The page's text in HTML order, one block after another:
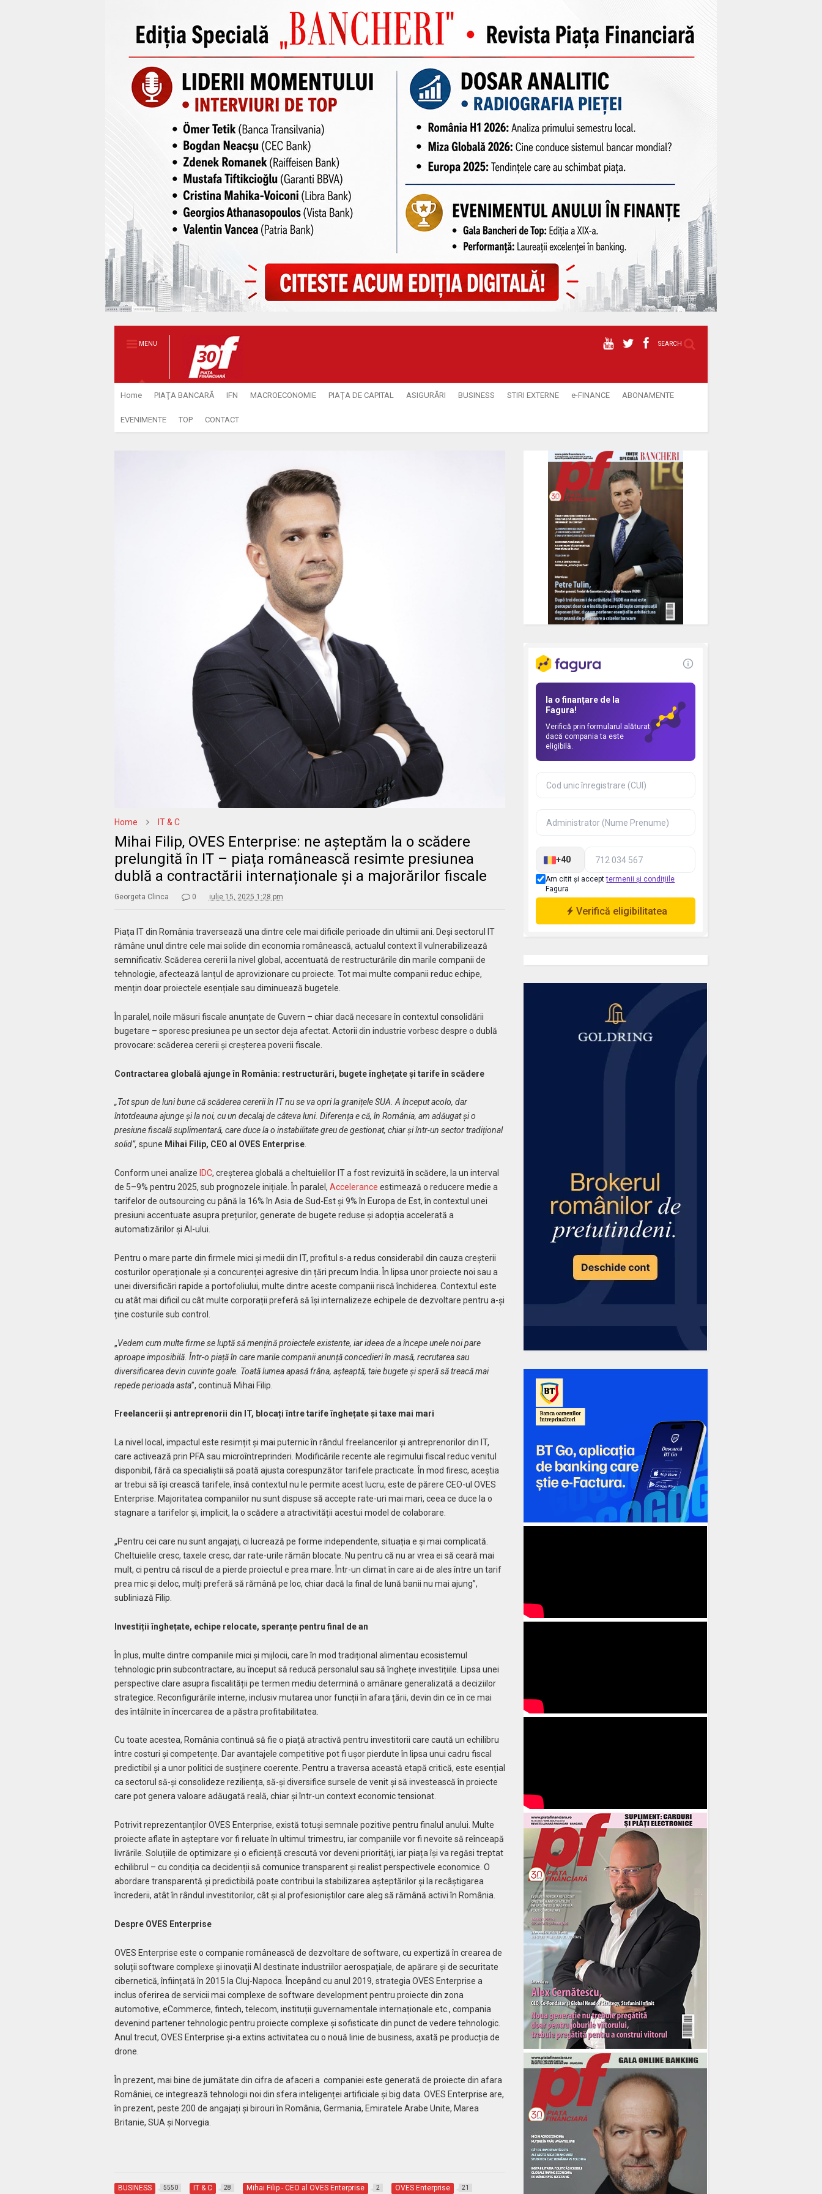
MENU SEARCH
Home PIAŢA BANCARĂ IFN MACROECONOMIE PIAŢA DE CAPITAL ASIGURĂRI BUSINESS STIRI EXTERNE e-FINANCE ABONAMENTE
EVENIMENTE TOP CONTACT
Home IT & C
Mihai Filip, OVES Enterprise: ne așteptăm la o scădere
prelungită în IT – piața românească resimte presiunea
dublă a contractării internaționale și a majorărilor fiscale
Georgeta Clinca 0 iulie 15, 2025 1:28 pm
Piața IT din România traversează una dintre cele mai dificile perioade din ultimii ani. Deși sectorul IT
rămâne unul dintre cele mai solide din economia românească, actualul context îl vulnerabilizează
semnificativ. Scăderea cererii la nivel global, accentuată de restructurările din marile companii de
tehnologie, afectează lanțul de aprovizionare cu proiecte. Tot mai multe companii reduc echipe,
mențin doar proiectele esențiale sau diminuează bugetele.
În paralel, noile măsuri fiscale anunțate de Guvern – chiar dacă necesare în contextul consolidării
bugetare – sporesc presiunea pe un sector deja afectat. Actorii din industrie vorbesc despre o dublă
provocare: scăderea cererii și creșterea poverii fiscale.
Contractarea globală ajunge în România: restructurări, bugete înghețate și tarife în scădere
„Tot spun de luni bune că scăderea cererii în IT nu se va opri la granițele SUA. A început acolo, dar
întotdeauna ajunge și la noi, cu un decalaj de câteva luni. Diferența e că, în România, am adăugat și o
presiune fiscală suplimentară, care duce la o instabilitate greu de gestionat, chiar și într-un sector tradițional
solid”, spune Mihai Filip, CEO al OVES Enterprise.
Conform unei analize IDC, creșterea globală a cheltuielilor IT a fost revizuită în scădere, la un interval
de 5–9% pentru 2025, sub prognozele inițiale. În paralel, Accelerance estimează o reducere medie a
tarifelor de outsourcing cu până la 16% în Asia de Sud-Est și 9% în Europa de Est, în contextul unei
presiuni accentuate asupra prețurilor, generate de bugete reduse și adopția accelerată a
automatizărilor și AI-ului.
Pentru o mare parte din firmele mici și medii din IT, profitul s-a redus considerabil din cauza creșterii
costurilor operaționale și a concurenței agresive din țări precum India. În lipsa unor proiecte noi sau a
unei diversificări rapide a portofoliului, multe dintre aceste companii riscă închiderea. Contextul este
cu atât mai dificil cu cât multe corporații preferă să își internalizeze echipele de dezvoltare pentru a-și
ține costurile sub control.
„Vedem cum multe firme se luptă să mențină proiectele existente, iar ideea de a începe unele noi pare
aproape imposibilă. Într-o piață în care marile companii anunță concedieri în masă, recrutarea sau
diversificarea devin cuvinte goale. Toată lumea apasă frâna, așteaptă, taie bugete și speră să treacă mai
repede perioada asta”, continuă Mihai Filip.
Freelancerii și antreprenorii din IT, blocați între tarife înghețate și taxe mai mari
La nivel local, impactul este resimțit și mai puternic în rândul freelancerilor și antreprenorilor din IT,
care activează prin PFA sau microîntreprinderi. Modificările recente ale regimului fiscal reduc venitul
disponibil, fără ca specialiștii să poată ajusta corespunzător tarifele practicate. În mod firesc, aceștia
ar trebui să își crească tarifele, însă contextul nu le permite acest lucru, este de părere CEO-ul OVES
Enterprise. Majoritatea companiilor nu sunt dispuse să accepte rate-uri mai mari, ceea ce duce la o
stagnare a tarifelor și, implicit, la o scădere a atractivității acestui model de colaborare.
„Pentru cei care nu sunt angajați, ci lucrează pe forme independente, situația e și mai complicată.
Cheltuielile cresc, taxele cresc, dar rate-urile rămân blocate. Nu pentru că nu ar vrea ei să ceară mai
mult, ci pentru că riscul de a pierde proiectul e prea mare. Într-un climat în care ai de ales între un tarif
prea mic și deloc, mulți preferă să rămână pe loc, chiar dacă la final de lună banii nu mai ajung”,
subliniază Filip.
Investiții înghețate, echipe relocate, speranțe pentru final de an
În plus, multe dintre companiile mici și mijlocii, care în mod tradițional alimentau ecosistemul
tehnologic prin subcontractare, au început să reducă personalul sau să înghețe investițiile. Lipsa unei
perspective clare asupra fiscalității pe termen mediu determină o amânare generalizată a deciziilor
strategice. Reconfigurările interne, inclusiv mutarea unor funcții în afara țării, devin din ce în ce mai
des întâlnite în încercarea de a păstra profitabilitatea.
Cu toate acestea, România continuă să fie o piață atractivă pentru investitorii care caută un echilibru
între costuri și competențe. Dar avantajele competitive pot fi ușor pierdute în lipsa unui cadru fiscal
predictibil și a unor politici de susținere coerente. Pentru a traversa această etapă critică, este esențial
ca sectorul să-și consolideze reziliența, să-și diversifice sursele de venit și să investească în proiecte
care pot genera valoare adăugată reală, chiar și într-un context economic tensionat.
Potrivit reprezentanților OVES Enterprise, există totuși semnale pozitive pentru finalul anului. Multe
proiecte aflate în așteptare vor fi reluate în ultimul trimestru, iar companiile vor fi nevoite să reînceapă
livrările. Soluțiile de optimizare și o eficiență crescută vor deveni priorități, iar piața își va regăsi treptat
echilibrul – cu condiția ca decidenții să comunice transparent și realist perspectivele economice. O
abordare transparentă și predictibilă poate contribui la stabilizarea așteptărilor și la recâștigarea
încrederii, atât în rândul investitorilor, cât și al profesioniștilor care aleg să rămână activi în România.
Despre OVES Enterprise
OVES Enterprise este o companie românească de dezvoltare de software, cu expertiză în crearea de
soluții software complexe și inovații AI destinate industriilor aerospațiale, de apărare și de securitate
cibernetică, înființată în 2015 la Cluj-Napoca. Începând cu anul 2019, strategia OVES Enterprise a
inclus oferirea de servicii mai complexe de software development pentru proiecte din zona
automotive, eCommerce, fintech, telecom, instituții guvernamentale internaționale etc., compania
devenind partener tehnologic pentru proiecte complexe și sofisticate din punct de vedere tehnologic.
Anul trecut, OVES Enterprise și-a extins activitatea cu o nouă linie de business, axată pe producția de
drone.
În prezent, mai bine de jumătate din cifra de afaceri a companiei este generată de proiecte din afara
României, ce integrează tehnologii noi din sfera inteligenței artificiale şi big data. OVES Enterprise are,
în prezent, peste 200 de angajați și birouri în România, Germania, Emiratele Arabe Unite, Marea
Britanie, SUA și Norvegia.
BUSINESS 5550 IT & C 28 Mihai Filip - CEO al OVES Enterprise 2 OVES Enterprise 21